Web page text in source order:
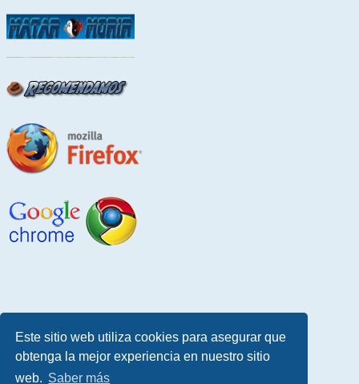
Este sitio web utiliza cookies para asegurar que
obtenga la mejor experiencia en nuestro sitio
web. Saber más